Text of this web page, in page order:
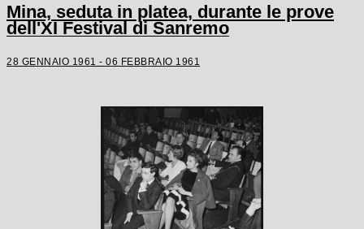
Mina, seduta in platea, durante le prove
dell'XI Festival di Sanremo
28 GENNAIO 1961 - 06 FEBBRAIO 1961